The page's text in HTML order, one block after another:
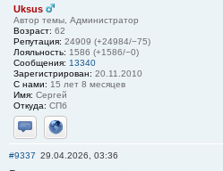
Uksus
Автор темы, Администратор
Возраст: 62
Репутация: 24909 (+24984/−75)
Лояльность: 1586 (+1586/−0)
Сообщения: 13340
Зарегистрирован: 20.11.2010
С нами: 15 лет 8 месяцев
Имя: Сергей
Откуда: СПб
Отправить личное сообщение
Сайт
#9337 29.04.2026, 03:36